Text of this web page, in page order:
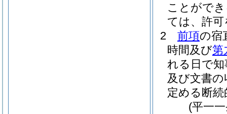
ことがで
ては、許
2
前項の宿
時間及び第
れる日で
及び文書
定める断
(平一